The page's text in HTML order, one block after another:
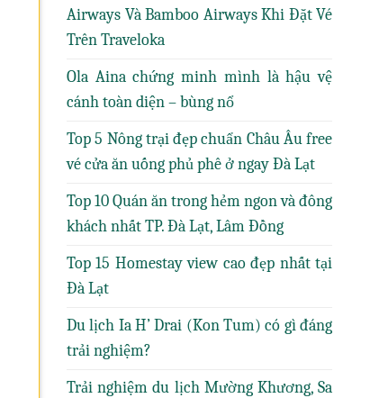
Airways Và Bamboo Airways Khi Đặt Vé
Trên Traveloka
Ola Aina chứng minh mình là hậu vệ
cánh toàn diện – bùng nổ
Top 5 Nông trại đẹp chuẩn Châu Âu free
vé cửa ăn uống phủ phê ở ngay Đà Lạt
Top 10 Quán ăn trong hẻm ngon và đông
khách nhất TP. Đà Lạt, Lâm Đồng
Top 15 Homestay view cao đẹp nhất tại
Đà Lạt
Du lịch Ia H’ Drai (Kon Tum) có gì đáng
trải nghiệm?
Trải nghiệm du lịch Mường Khương, Sa